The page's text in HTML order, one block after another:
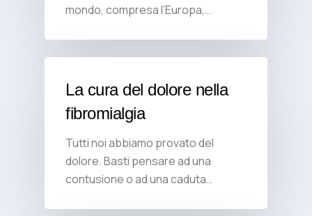
mondo, compresa l’Europa,…
La cura del dolore nella
fibromialgia
Tutti noi abbiamo provato del
dolore. Basti pensare ad una
contusione o ad una caduta…